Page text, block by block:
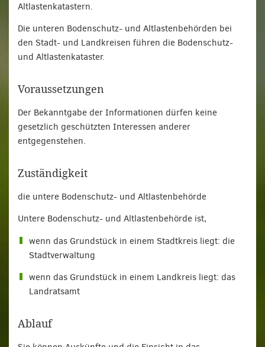
Altlastenkatastern.
Die unteren Bodenschutz- und Altlastenbehörden bei
den Stadt- und Landkreisen führen die Bodenschutz-
und Altlastenkataster.
Voraussetzungen
Der Bekanntgabe der Informationen dürfen keine
gesetzlich geschützten Interessen anderer
entgegenstehen.
Zuständigkeit
die untere Bodenschutz- und Altlastenbehörde
Untere Bodenschutz- und Altlastenbehörde ist,
wenn das Grundstück in einem Stadtkreis liegt: die
Stadtverwaltung
wenn das Grundstück in einem Landkreis liegt: das
Landratsamt
Ablauf